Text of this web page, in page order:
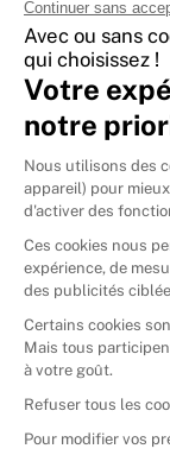
International
🇪🇸 Espagne
🇩🇪Allemagne
🇮🇹 Italie